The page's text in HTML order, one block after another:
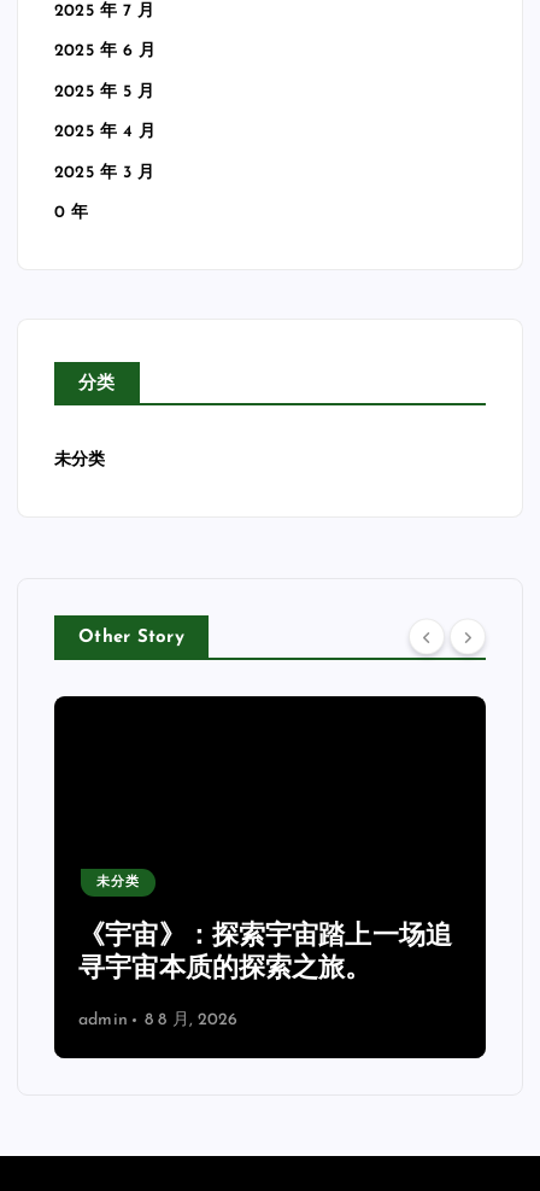
2025 年 7 月
2025 年 6 月
2025 年 5 月
2025 年 4 月
2025 年 3 月
0 年
分类
未分类
Other Story
未分类
《宇宙》：探索宇宙踏上一场追
寻宇宙本质的探索之旅。
admin 8 8 月, 2026